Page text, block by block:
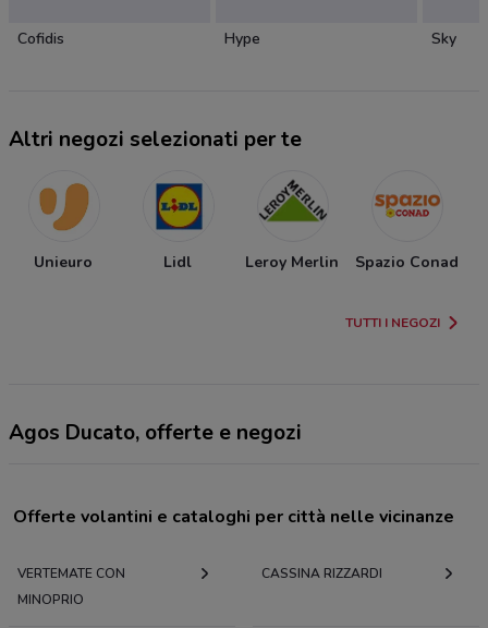
Cofidis Hype Sky
Altri negozi selezionati per te
Unieuro Lidl Leroy Merlin Spazio Conad
TUTTI I NEGOZI
Agos Ducato, offerte e negozi
Offerte volantini e cataloghi per città nelle vicinanze
VERTEMATE CON
MINOPRIO
CASSINA RIZZARDI